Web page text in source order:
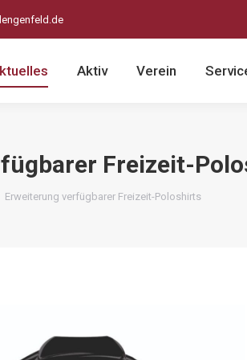
Aktiv Verein
Freizeit-
hier:
Erweiterung verfügbarer Freizeit-Poloshirts